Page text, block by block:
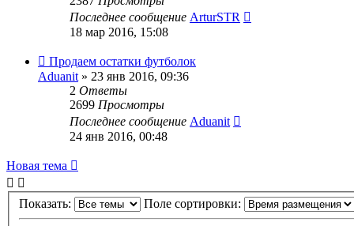
Последнее сообщение ArturSTR
18 мар 2016, 15:08
Продаем остатки футболок
Aduanit » 23 янв 2016, 09:36
2 Ответы
2699 Просмотры
Последнее сообщение Aduanit
24 янв 2016, 00:48
Новая тема
Показать: Поле сортировки: